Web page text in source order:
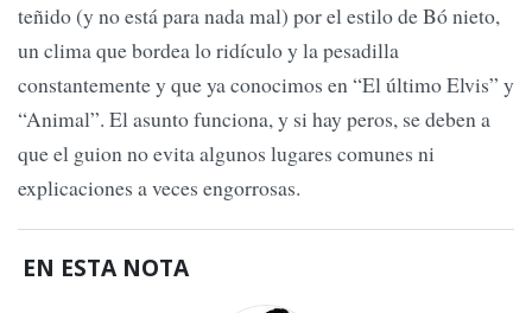
teñido (y no está para nada mal) por el estilo de Bó nieto,
un clima que bordea lo ridículo y la pesadilla
constantemente y que ya conocimos en “El último Elvis” y
“Animal”. El asunto funciona, y si hay peros, se deben a
que el guion no evita algunos lugares comunes ni
explicaciones a veces engorrosas.
EN ESTA NOTA